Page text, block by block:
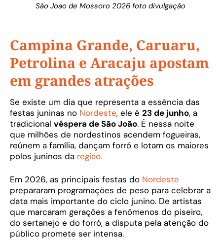
São Joao de Mossoro 2026 foto divulgação
Campina Grande, Caruaru,
Petrolina e Aracaju apostam
em grandes atrações
Se existe um dia que representa a essência das
festas juninas no Nordeste, ele é 23 de junho, a
tradicional véspera de São João. É nessa noite
que milhões de nordestinos acendem fogueiras,
reúnem a família, dançam forró e lotam os maiores
polos juninos da região.
Em 2026, as principais festas do Nordeste
prepararam programações de peso para celebrar a
data mais importante do ciclo junino. De artistas
que marcaram gerações a fenômenos do piseiro,
do sertanejo e do forró, a disputa pela atenção do
público promete ser intensa.